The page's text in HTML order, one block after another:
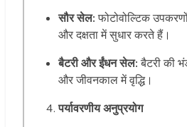
सौर सेल:फोटोवोल्टिक
और दक्षता में सुधार करते हैं।
बैटरी और ईंधन सेल:बैटरी की
और जीवनकाल में वृद्धि।
पर्यावरणीय अनुप्रयोग